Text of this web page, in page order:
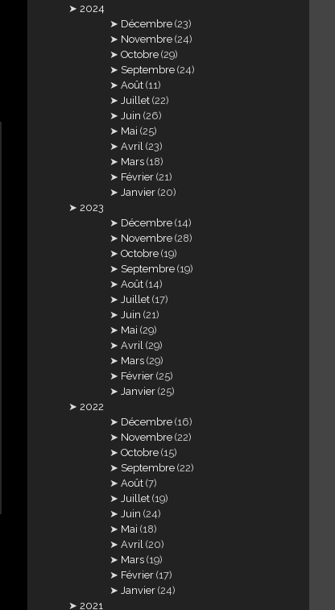
2024
Décembre (23)
Novembre (24)
Octobre (29)
Septembre (24)
Août (11)
Juillet (22)
Juin (26)
Mai (25)
Avril (23)
Mars (18)
Février (21)
Janvier (20)
2023
Décembre (14)
Novembre (28)
Octobre (19)
Septembre (19)
Août (14)
Juillet (17)
Juin (21)
Mai (29)
Avril (29)
Mars (29)
Février (25)
Janvier (25)
2022
Décembre (16)
Novembre (22)
Octobre (15)
Septembre (22)
Août (7)
Juillet (19)
Juin (24)
Mai (18)
Avril (20)
Mars (19)
Février (17)
Janvier (24)
2021